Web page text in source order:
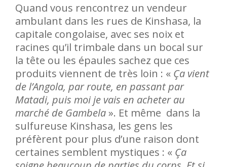
Quand vous rencontrez un vendeur
ambulant dans les rues de Kinshasa, la
capitale congolaise, avec ses noix et
racines qu’il trimbale dans un bocal sur
la tête ou les épaules sachez que ces
produits viennent de très loin : « Ça vient
de l’Angola, par route, en passant par
Matadi, puis moi je vais en acheter au
marché de Gambela». Et même dans la
sulfureuse Kinshasa, les gens les
préfèrent pour plus d’une raison dont
certaines semblent mystiques : « Ça